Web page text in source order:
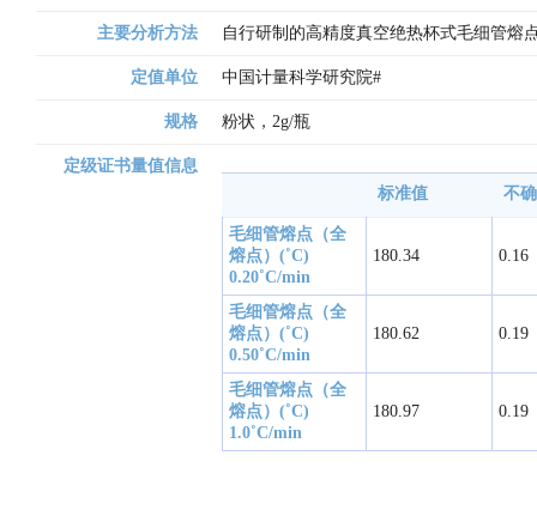
主要分析方法 自行研制的高精度真空绝热杯式毛细管熔
定值单位 中国计量科学研究院#
规格 粉状，2g/瓶
定级证书量值信息
标准值
不
毛细管熔点（全
熔点）(˚C)
0.20˚C/min
180.34 0.16
毛细管熔点（全
熔点）(˚C)
0.50˚C/min
180.62 0.19
毛细管熔点（全
熔点）(˚C)
1.0˚C/min
180.97 0.19